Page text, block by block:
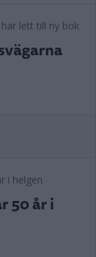
50 år i